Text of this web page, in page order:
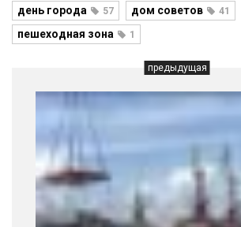
день города 57 дом советов 41
пешеходная зона 1
предыдущая